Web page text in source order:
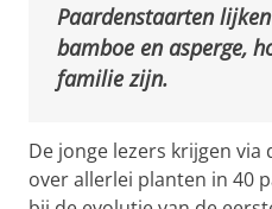
Paardenstaarten
bamboe en asperge,
familie zijn.
De jonge lezers krijgen
over allerlei planten in 40